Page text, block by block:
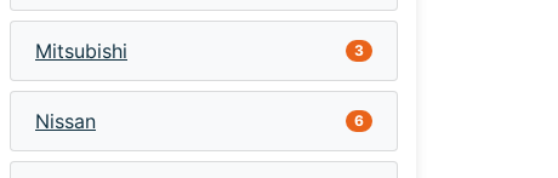
Mitsubishi 3
Nissan 6